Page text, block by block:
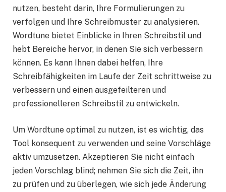
nutzen, besteht darin, Ihre Formulierungen zu
verfolgen und Ihre Schreibmuster zu analysieren.
Wordtune bietet Einblicke in Ihren Schreibstil und
hebt Bereiche hervor, in denen Sie sich verbessern
können. Es kann Ihnen dabei helfen, Ihre
Schreibfähigkeiten im Laufe der Zeit schrittweise zu
verbessern und einen ausgefeilteren und
professionelleren Schreibstil zu entwickeln.
Um Wordtune optimal zu nutzen, ist es wichtig, das
Tool konsequent zu verwenden und seine Vorschläge
aktiv umzusetzen. Akzeptieren Sie nicht einfach
jeden Vorschlag blind; nehmen Sie sich die Zeit, ihn
zu prüfen und zu überlegen, wie sich jede Änderung